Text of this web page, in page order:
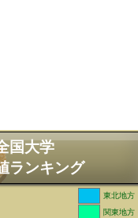
国大学
ランキング
東北地方
関東地方